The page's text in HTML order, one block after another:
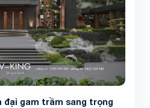
đại gam trầm sang trọng